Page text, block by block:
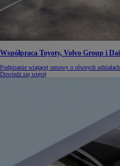
Współpraca Toyoty, Volvo Group i
Podpisanie wiążącej umowy o równych
Dowiedz się więcej